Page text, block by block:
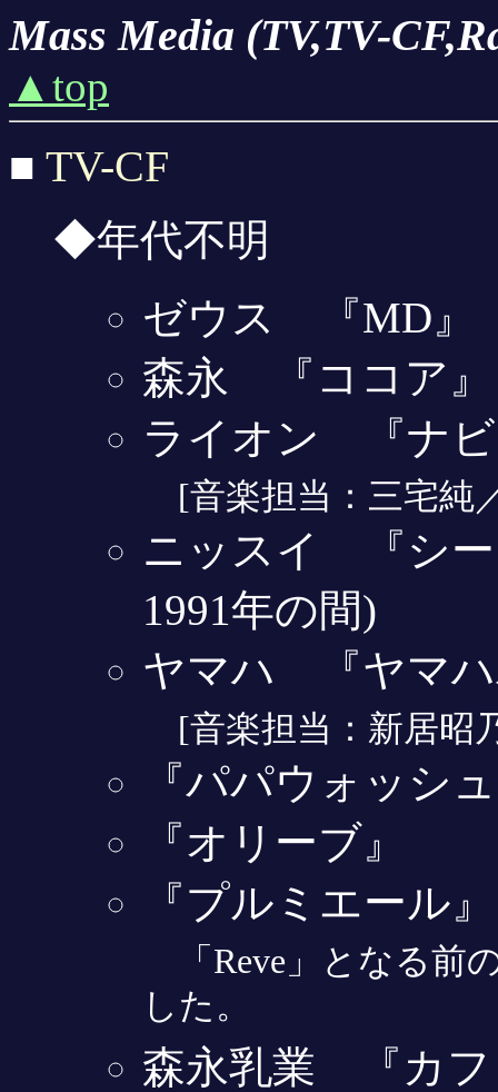
Mass Media (TV,TV-
▲top
■ TV-CF
◆年代不明
ゼウス 『MD』
森永 『ココア』
ライオン 『ナビ
[音楽担当：三宅純
ニッスイ 『シー
1991年の間)
ヤマハ 『ヤマ
[音楽担当：新居昭
『パパウォッシ
『オリーブ』
『プルミエール』
「Reve」となる前
した。
森永乳業 『カフ